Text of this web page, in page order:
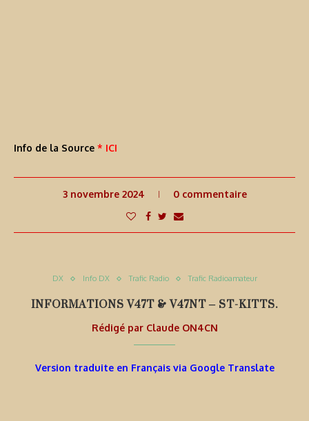
Info de la Source * ICI
3 novembre 2024 0 commentaire
DX Info DX Trafic Radio Trafic Radioamateur
INFORMATIONS V47T & V47NT – ST-KITTS.
Rédigé par Claude ON4CN
Version traduite en Français via Google Translate